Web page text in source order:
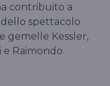
contribuito a
spettacolo
gemelle Kessler,
e Raimondo